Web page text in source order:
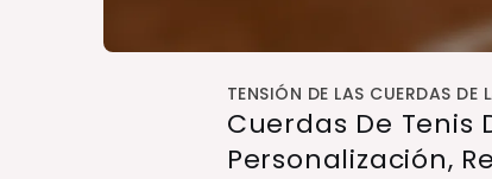
TENSIÓN DE LAS CUERDAS DE
Cuerdas De Tenis
Personalización,